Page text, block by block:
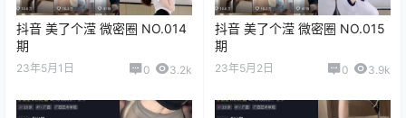
抖音 美了个滢 微密圈 NO.014
期
23年5月1日 0 3.2k
抖音 美了个滢 微密圈 NO.015
期
23年5月2日 0 3.9k